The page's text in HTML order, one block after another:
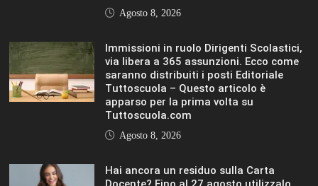
Agosto 8, 2026
Immissioni in ruolo Dirigenti Scolastici,
via libera a 365 assunzioni. Ecco come
saranno distribuiti i posti Editoriale
Tuttoscuola – Questo articolo è
apparso per la prima volta su
Tuttoscuola.com
Agosto 8, 2026
Hai ancora un residuo sulla Carta